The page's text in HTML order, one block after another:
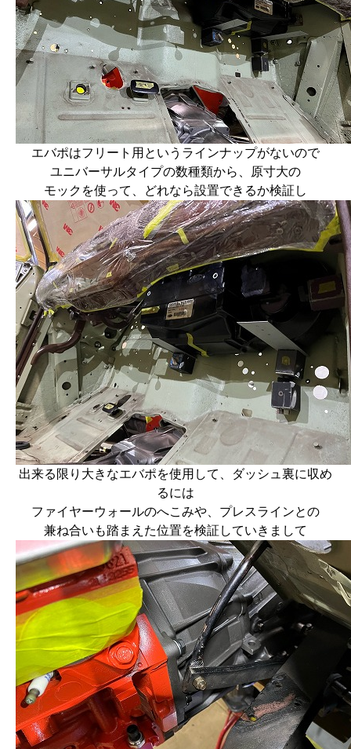
エバポはフリート用というラインナップがないので
ユニバーサルタイプの数種類から、原寸大の
モックを使って、どれなら設置できるか検証し
出来る限り大きなエバポを使用して、ダッシュ裏に収め
るには
ファイヤーウォールのへこみや、プレスラインとの
兼ね合いも踏まえた位置を検証していきまして